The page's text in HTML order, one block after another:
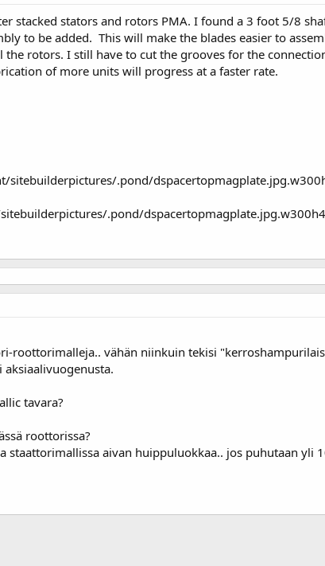
stacked stators and rotors PMA. I found a 3 foot 5/8
to be added. This will make the blades easier to
rotors. I still have to cut the grooves for the
of more units will progress at a faster rate.
.pond/
.pond/
roottorimalleja.. vähän niinkuin tekisi
tavara?
roottorissa?
staattorimallissa aivan huippuluokkaa.. jos puhutaan yli